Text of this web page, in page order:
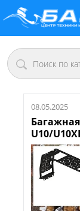
08.05.2025
U10/